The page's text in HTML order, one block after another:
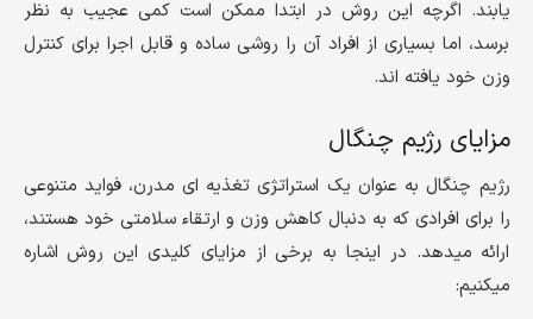
یابند. اگرچه این روش در ابتدا ممکن است کمی عجیب به نظر
برسد، اما بسیاری از افراد آن را روشی ساده و قابل اجرا برای کنترل
وزن خود یافته اند.
مزایای رژیم چنگال
رژیم چنگال به عنوان یک استراتژی تغذیه ای مدرن، فواید متنوعی
را برای افرادی که به دنبال کاهش وزن و ارتقاء سلامتی خود هستند،
ارائه میدهد. در اینجا به برخی از مزایای کلیدی این روش اشاره
میکنیم: